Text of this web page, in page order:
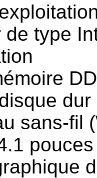
de type
dur
sans-fil